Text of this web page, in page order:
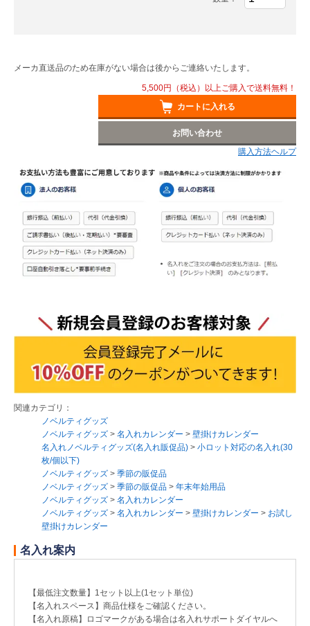
メーカ直送品のため在庫がない場合は後からご連絡いたします。
5,500円（税込）以上ご購入で送料無料！
カートに入れる
お問い合わせ
購入方法ヘルプ
関連カテゴリ：
ノベルティグッズ
ノベルティグッズ > 名入れカレンダー > 壁掛けカレンダー
名入れノベルティグッズ(名入れ販促品) > 小ロット対応の名入れ(30
枚/個以下)
ノベルティグッズ > 季節の販促品
ノベルティグッズ > 季節の販促品 > 年末年始用品
ノベルティグッズ > 名入れカレンダー
ノベルティグッズ > 名入れカレンダー > 壁掛けカレンダー > お試し
壁掛けカレンダー
名入れ案内
【最低注文数量】1セット以上(1セット単位)
【名入れスペース】商品仕様をご確認ください。
【名入れ原稿】ロゴマークがある場合は名入れサポートダイヤルへ